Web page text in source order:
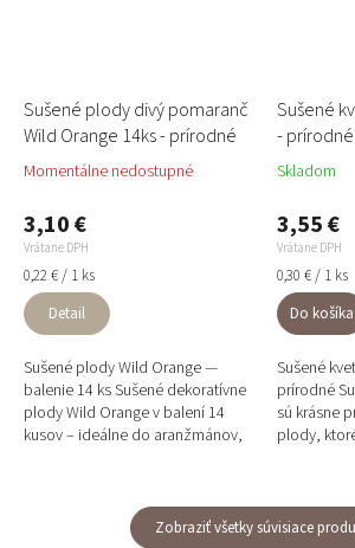
Sušené plody divý pomaranč
Wild Orange 14ks - prírodné
Momentálne nedostupné
3,10 €
Vrátane DPH
Jednotková
cena:
0,22 € / 1 ks
Detail
Sušené plody Wild Orange —
balenie 14 ks Sušené dekoratívne
plody Wild Orange v balení 14
kusov – ideálne do aranžmánov,
Sušené
- prírodné
Skladom
3,55 €
Vrátane DPH
Jednotková
cena:
0,30 € / 1 ks
Do košíka
Sušené
prírodné
sú krásne
plody,
Zobraziť všetky súvisiace